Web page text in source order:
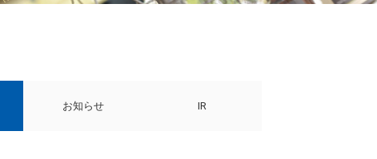
お知らせ IR